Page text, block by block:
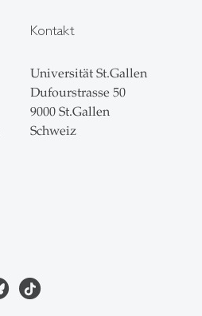
Kontakt
Universität St.Gallen
Dufourstrasse 50
9000 St.Gallen
Schweiz